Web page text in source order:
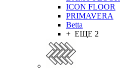
ICON FLOOR
PRIMAVERA
Betta
+ ЕЩЕ 2